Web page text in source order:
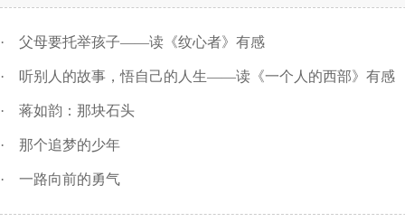
· 父母要托举孩子——读《纹心者》有感
· 听别人的故事，悟自己的人生——读《一个人的西部》有感
· 蒋如韵：那块石头
· 那个追梦的少年
· 一路向前的勇气